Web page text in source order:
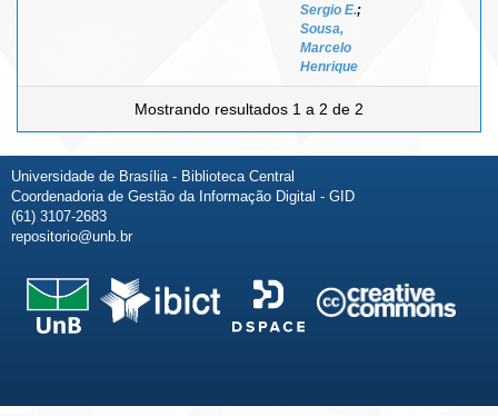
Sergio E.;
Sousa,
Marcelo
Henrique
Mostrando resultados 1 a 2 de 2
Universidade de Brasília - Biblioteca Central
Coordenadoria de Gestão da Informação Digital - GID
(61) 3107-2683
repositorio@unb.br